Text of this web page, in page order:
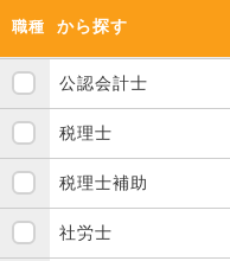
職種 から探す
公認会計士
税理士
税理士補助
社労士